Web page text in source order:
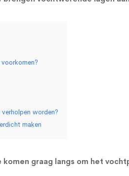
worden?
maken
graag langs om het